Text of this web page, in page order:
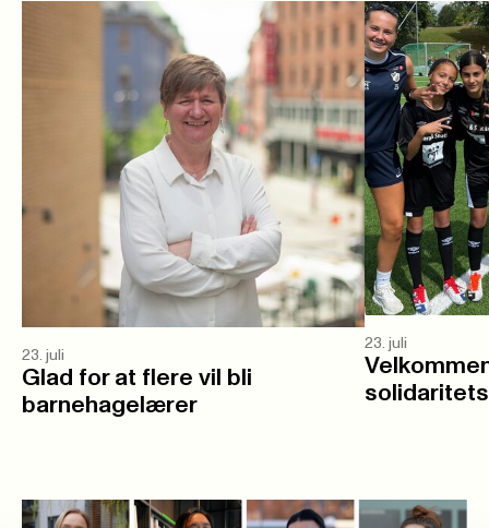
23. juli
Glad for at flere vil bli
barnehagelærer
23. juli